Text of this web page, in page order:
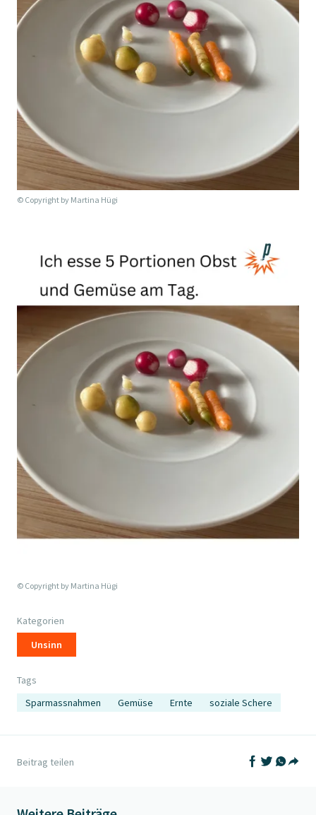
© Copyright by Martina Hügi
© Copyright by Martina Hügi
Kategorien
Unsinn
Tags
Sparmassnahmen
Gemüse Ernte soziale Schere
Beitrag teilen Auf Facebook
AufAuf